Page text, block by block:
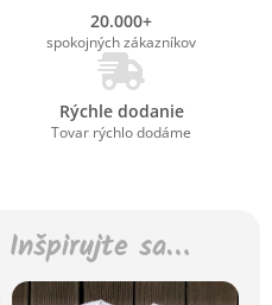
20.000+
spokojných zákazníkov
Rýchle dodanie
Tovar rýchlo dodáme
Inšpirujte sa…